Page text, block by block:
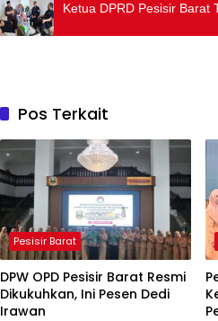
Ketua DPRD Pesisir Barat
Pos Terkait
Pesisir Barat
DPW OPD Pesisir Barat Resmi
Dikukuhkan, Ini Pesen Dedi
Irawan